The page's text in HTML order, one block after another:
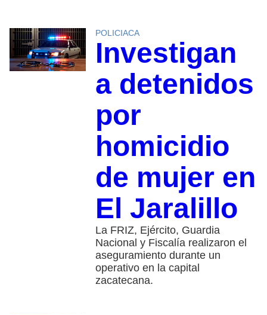
POLICIACA
Investigan
a detenidos
por
homicidio
de mujer en
El Jaralillo
La FRIZ, Ejército, Guardia
Nacional y Fiscalía realizaron el
aseguramiento durante un
operativo en la capital
zacatecana.